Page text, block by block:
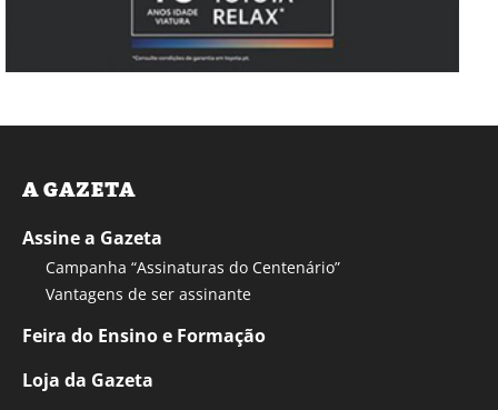
A GAZETA
Assine a Gazeta
Campanha “Assinaturas do Centenário”
Vantagens de ser assinante
Feira do Ensino e Formação
Loja da Gazeta